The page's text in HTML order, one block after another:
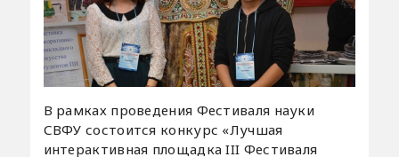
В рамках проведения Фестиваля науки
СВФУ состоится конкурс «Лучшая
интерактивная площадка III Фестиваля